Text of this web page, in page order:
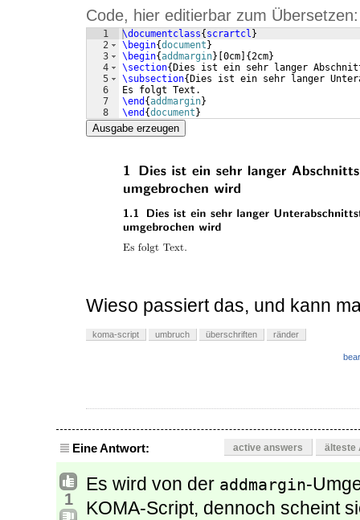
Code, hier editierbar zum Übersetzen:
1
2
3
4
5
6
7
8
\documentclass{ scrartcl }
\begin{document }
\begin{addmargin} 0cm {2cm}
\section{ Dies ist ein sehr langer
\subsection{ Dies ist ein sehr langer
Es folgt Text.
\end {addmargin}
\end {document }
Ausgabe erzeugen
Wieso passiert das, und kann
koma-script umbruch überschriften ränder
Eine Antwort: active answers älteste
1
Es wird von der addmargin-
KOMA-Script, dennoch scheint